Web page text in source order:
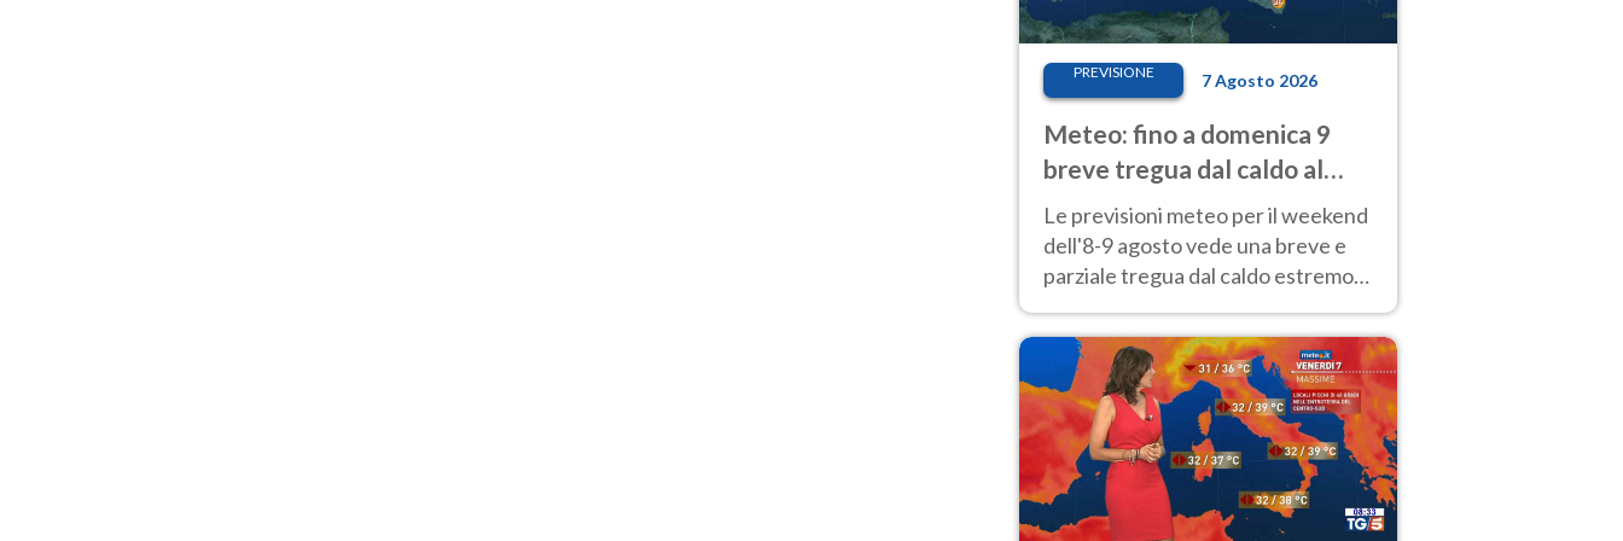
PREVISIONE 7 Agosto 2026
Meteo: fino a domenica 9
breve tregua dal caldo al
Nord! Altrove calura e afa
Le previsioni meteo per il weekend
dell'8-9 agosto vede una breve e
parziale tregua dal caldo estremo
40 gradi.